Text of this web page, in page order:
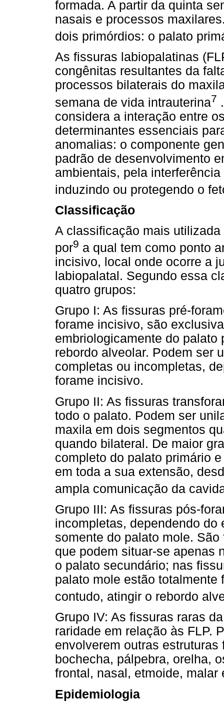
formada. A partir da quinta
nasais e processos
dois primórdios: o palato
As fissuras labiopalatinas
congênitas resultantes da
processos bilaterais do
semana de vida intrauterina7
considera a interação entre
determinantes essenciais
anomalias: o componente
padrão de desenvolvimento
ambientais, pela
induzindo ou protegendo o
Classificação
A classificação mais
por9 a qual tem como ponto
incisivo, local onde ocorre a
labiopalatal. Segundo essa
quatro grupos:
Grupo I: As fissuras pré-
forame incisivo, são
embriologicamente do palato
rebordo alveolar. Podem ser
completas ou incompletas,
forame incisivo.
Grupo II: As fissuras
todo o palato. Podem ser
maxila em dois segmentos
quando bilateral. De maior
completo do palato primário
em toda a sua extensão,
ampla comunicação da
Grupo III: As fissuras pós-
incompletas, dependendo
somente do palato mole.
que podem situar-se apenas
o palato secundário; nas
palato mole estão
contudo, atingir o rebordo
Grupo IV: As fissuras raras
raridade em relação às FLP.
envolverem outras
bochecha, pálpebra, orelha,
frontal, nasal, etmoide, malar
Epidemiologia